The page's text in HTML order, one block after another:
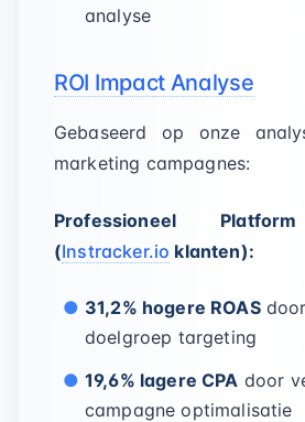
analyse
ROI Impact Analyse
Gebaseerd op onze
marketing campagnes:
Professioneel
(Instracker.io klanten):
31,2% hogere ROAS
doelgroep targeting
19,6% lagere CPA door
campagne optimalisatie